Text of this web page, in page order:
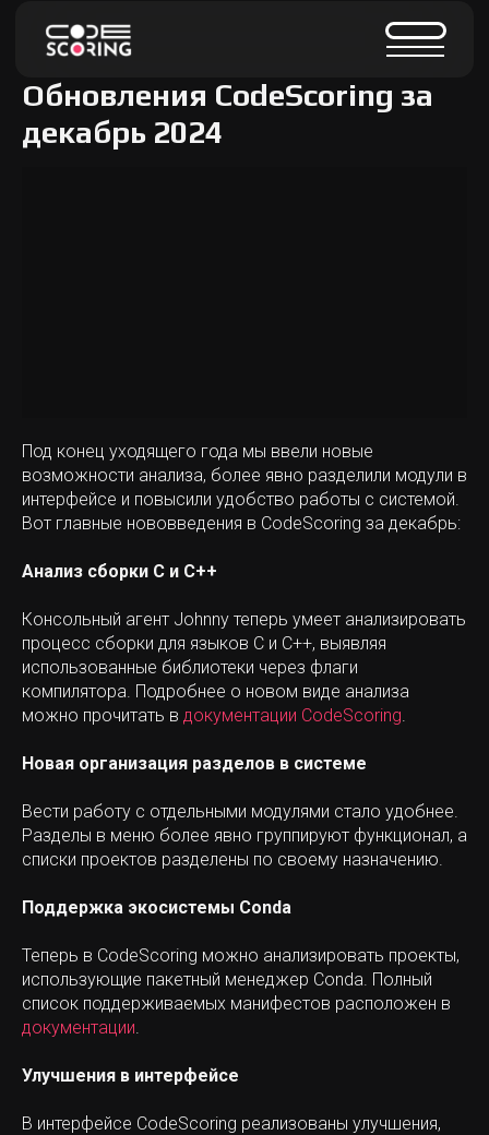
Обновления CodeScoring за
декабрь 2024
Под конец уходящего года мы ввели новые
возможности анализа, более явно разделили модули в
интерфейсе и повысили удобство работы с системой.
Вот главные нововведения в CodeScoring за декабрь:
Анализ сборки С и С++
Консольный агент Johnny теперь умеет анализировать
процесс сборки для языков С и С++, выявляя
использованные библиотеки через флаги
компилятора. Подробнее о новом виде анализа
можно прочитать в документации CodeScoring
Новая организация разделов в системе
Вести работу с отдельными модулями стало удобнее.
Разделы в меню более явно группируют функционал, а
списки проектов разделены по своему назначению.
Поддержка экосистемы Conda
Теперь в CodeScoring можно анализировать проекты,
использующие пакетный менеджер Conda. Полный
список поддерживаемых манифестов расположен в
документации
Улучшения в интерфейсе
В интерфейсе CodeScoring реализованы улучшения,